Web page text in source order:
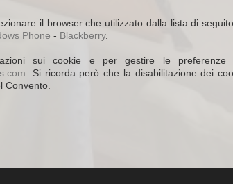
il browser che utilizzato dalla lista di
Phone - Blackberry.
sui cookie e per gestire le
. Si ricorda però che la disabilitazione dei
Convento.